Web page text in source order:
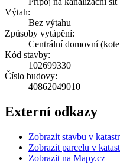
Výtah:
Bez výtahu
Způsoby vytápění:
Centrální domovní
Kód stavby:
102699330
Číslo budovy:
40862049010
Externí odkazy
Zobrazit stavbu v
Zobrazit parcelu v
Zobrazit na Mapy.cz